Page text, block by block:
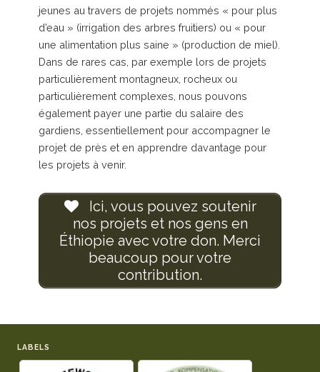
jeunes au travers de projets nommés « pour plus
d’eau » (irrigation des arbres fruitiers) ou « pour
une alimentation plus saine » (production de miel).
Dans de rares cas, par exemple lors de projets
particulièrement montagneux, rocheux ou
particulièrement complexes, nous pouvons
également payer une partie du salaire des
gardiens, essentiellement pour accompagner le
projet de près et en apprendre davantage pour
les projets à venir.
Ici, vous pouvez soutenir
nos projets et nos gens en
Éthiopie avec votre don. Merci
beaucoup pour votre
contribution.
LABELS